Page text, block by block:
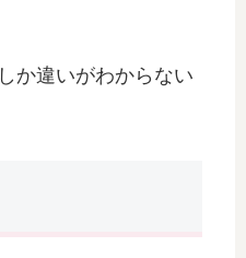
か違いがわからない